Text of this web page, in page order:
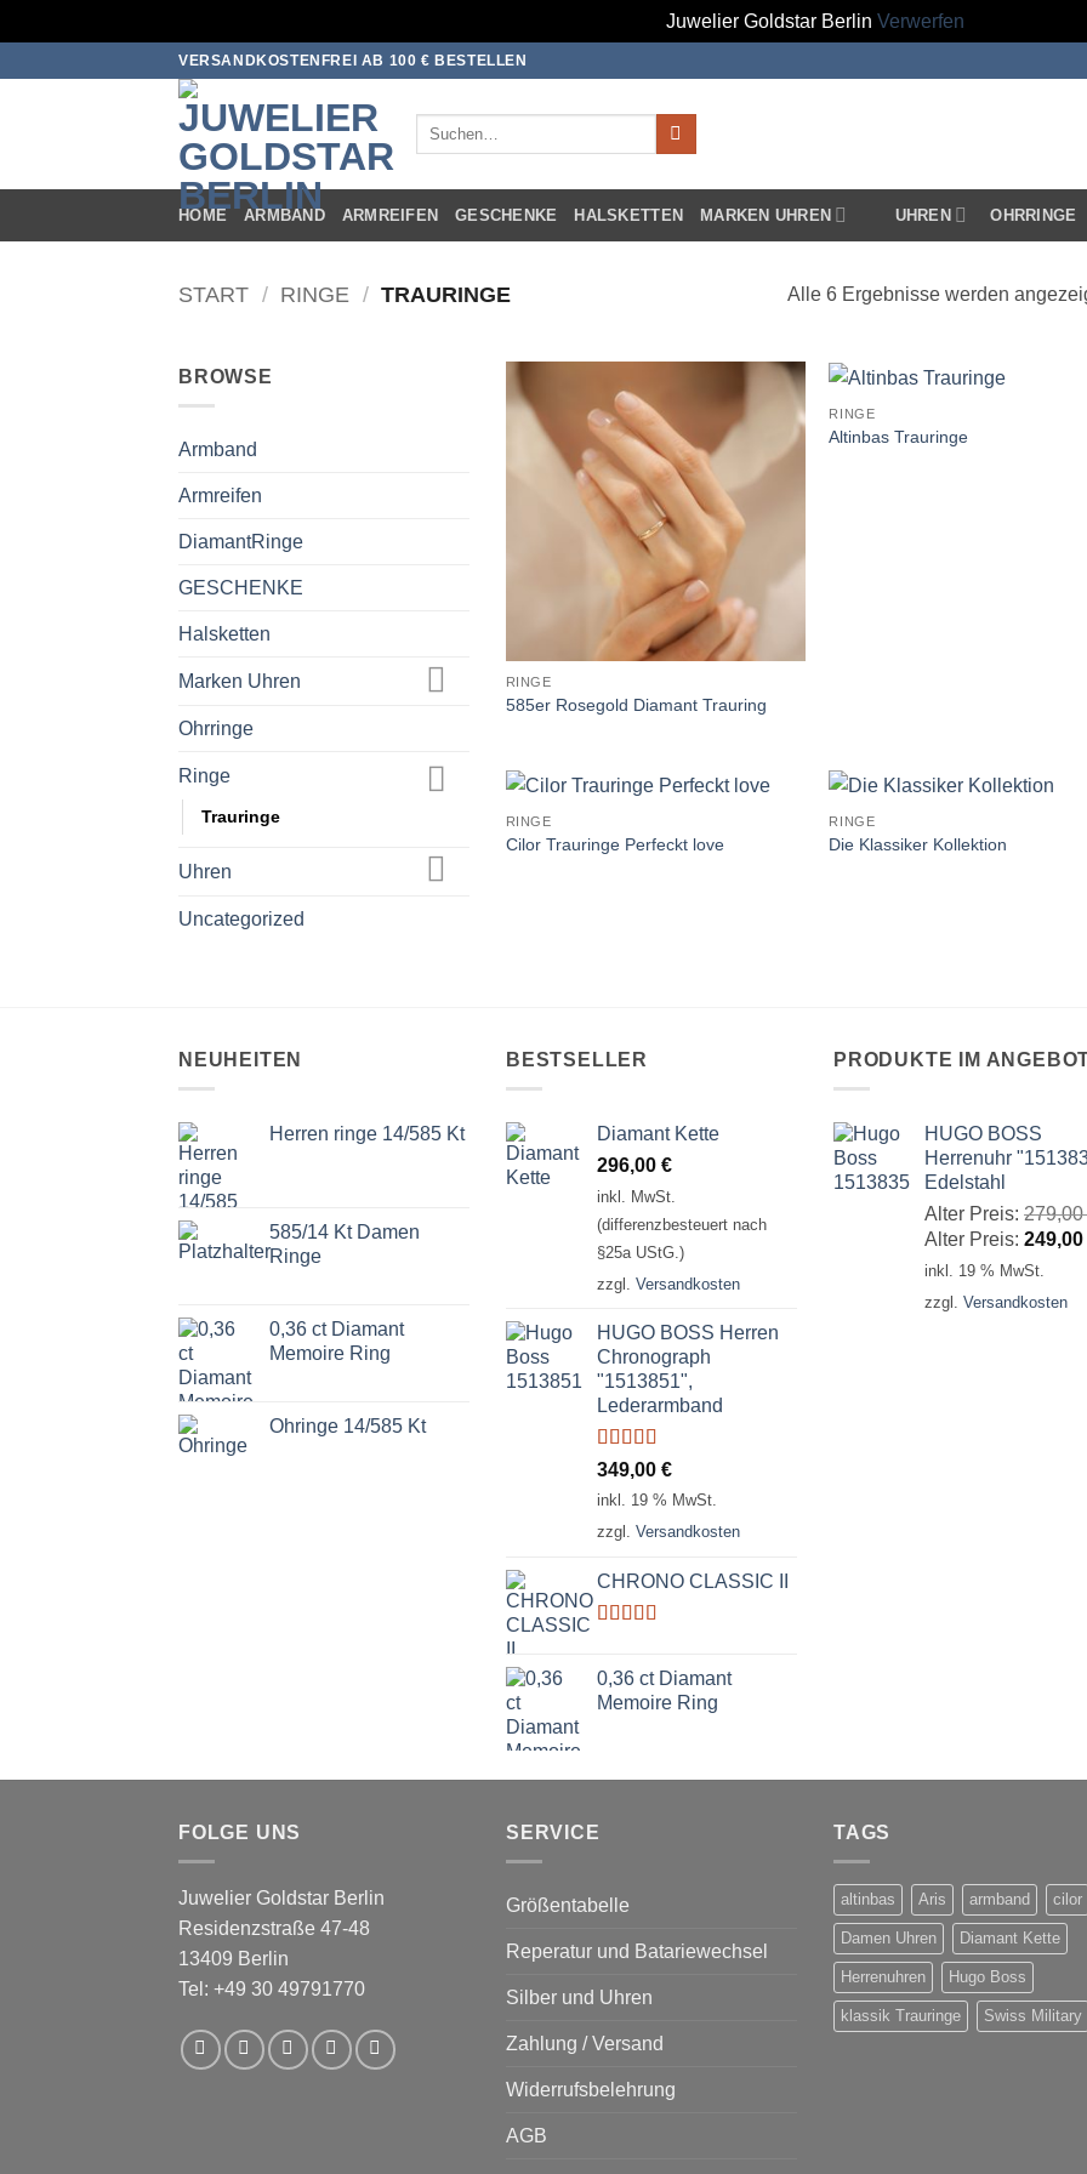
Juwelier Goldstar Berlin Verwerfen
VERSANDKOSTENFREI AB 100 € BESTELLEN
Suchen
HOME ARMBAND ARMREIFEN GESCHENKE HALSKETTEN MARKEN UHREN UHREN OHRRINGE
START / RINGE / TRAURINGE Alle 6 Ergebnisse werden
BROWSE
Armband
Armreifen
DiamantRinge
GESCHENKE
Halsketten
Marken Uhren
Ohrringe
Ringe
Trauringe
Uhren
Uncategorized
RINGE
585er Rosegold Diamant Trauring
RINGE
Altinbas Trauringe
RINGE
Cilor Trauringe Perfeckt love
RINGE
Die Klassiker Kollektion
NEUHEITEN
Herren ringe 14/585 Kt
585/14 Kt Damen
Ringe
0,36 ct Diamant
Memoire Ring
Ohringe 14/585 Kt
BESTSELLER
Diamant Kette
296,00 €
inkl. MwSt.
(differenzbesteuert nach
§25a UStG.)
zzgl. Versandkosten
HUGO BOSS Herren
Chronograph
"1513851",
Lederarmband
Bewertet
5.00
5
349,00 €
inkl. 19 % MwSt.
zzgl. Versandkosten
CHRONO CLASSIC II
5
0,36 ct Diamant
Memoire Ring
PRODUKTE IM
HUGO BOSS
Herrenuhr
Edelstahl
Alter Preis: 279,00
Alter Preis: 249,00
inkl. 19 % MwSt.
zzgl. Versandkosten
FOLGE UNS
Juwelier Goldstar Berlin
Residenzstraße 47-48
13409 Berlin
Tel: +49 30 49791770
SERVICE
Größentabelle
Reperatur und Batariewechsel
Silber und Uhren
Zahlung / Versand
Widerrufsbelehrung
AGB
TAGS
altinbas Aris armband cilor
Damen Uhren Diamant Kette
Herrenuhren Hugo Boss
klassik Trauringe Swiss Military